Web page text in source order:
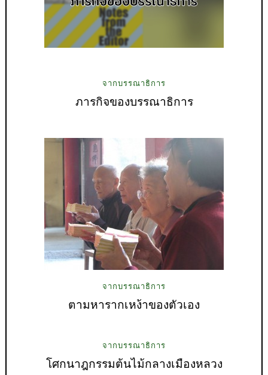
จากบรรณาธิการ
ภารกิจของบรรณาธิการ
จากบรรณาธิการ
ตามหารากเหง้าของตัวเอง
จากบรรณาธิการ
โศกนาฎกรรมต้นไม้กลางเมืองหลวง